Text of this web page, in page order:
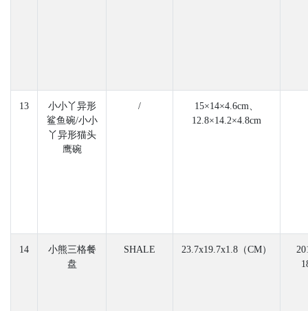
13
小小丫异形
鲨鱼碗/小小
丫异形猫头
鹰碗
/
15×14×4.6cm、
12.8×14.2×4.8cm
14
小熊三格餐
盘
SHALE 23.7x19.7x1.8（CM）